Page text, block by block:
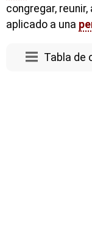
congregar,
aplicado a una
Tabla de